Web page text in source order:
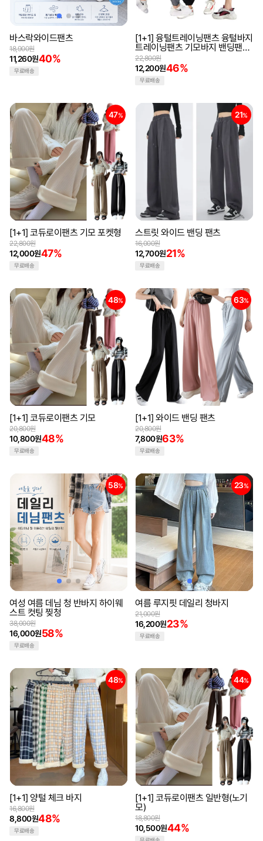
바스락와이드팬츠
11,260원40%
18,900원
무료배송
[1+1] 융털트레이닝팬츠 융털바지
트레이닝팬츠 기모바지 밴딩팬츠
트레이닝복 겨울바지
12,200원46%
22,800원
무료배송
47%
[1+1] 코듀로이팬츠 기모 포켓형
12,000원47%
22,800원
무료배송
21%
스트릿 와이드 밴딩 팬츠
12,700원21%
16,000원
무료배송
48%
[1+1] 코듀로이팬츠 기모
10,800원48%
20,800원
무료배송
63%
[1+1] 와이드 밴딩 팬츠
7,800원63%
20,800원
무료배송
58%
여성 여름 데님 청 반바지 하이웨
스트 컷팅 찢청
16,000원58%
38,000원
무료배송
23%
여름 루지핏 데일리 청바지
16,200원23%
21,000원
무료배송
48%
[1+1] 양털 체크 바지
8,800원48%
16,800원
무료배송
44%
[1+1] 코듀로이팬츠 일반형(노기
모)
10,500원44%
18,800원